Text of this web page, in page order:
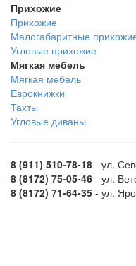
Прихожие
Прихожие
Малогабаритные
Угловые прихожие
Мягкая мебель
Мягкая мебель
Еврокнижки
Тахты
Угловые диваны
8 (911) 510-78-18 - ул.
8 (8172) 75-05-46 - ул.
8 (8172) 71-64-35 - ул.